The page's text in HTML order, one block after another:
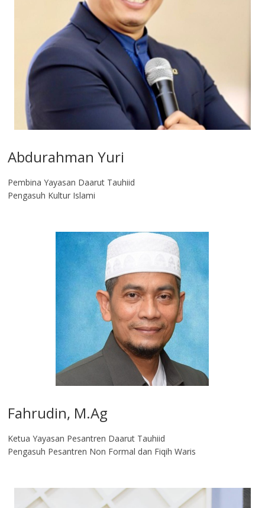
Abdurahman Yuri
Pembina Yayasan Daarut Tauhiid
Pengasuh Kultur Islami
Fahrudin, M.Ag​
Ketua Yayasan Pesantren Daarut Tauhiid
Pengasuh Pesantren Non Formal dan Fiqih Waris